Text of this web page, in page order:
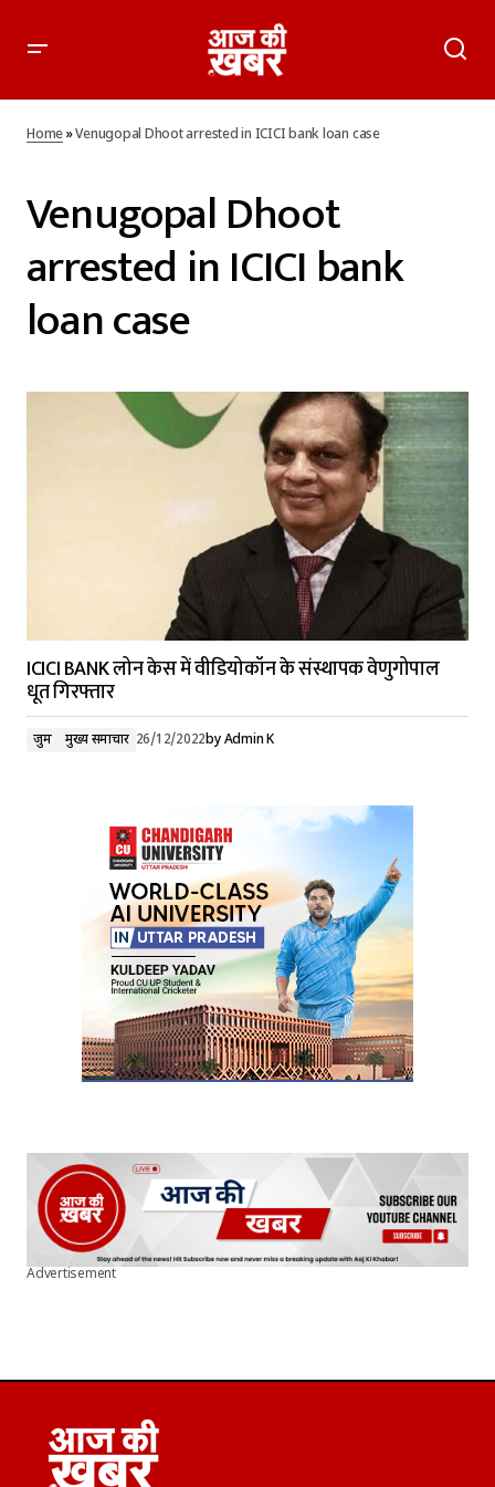
Home»Venugopal Dhoot arrested in ICICI bank loan case
Venugopal Dhoot
arrested in ICICI bank
loan case
ICICI BANK लोन केस में वीडियोकॉन के संस्थापक वेणुगोपाल
धूत गिरफ्तार
जुर्म मुख्य समाचार 26/12/2022by Admin K
Advertisement